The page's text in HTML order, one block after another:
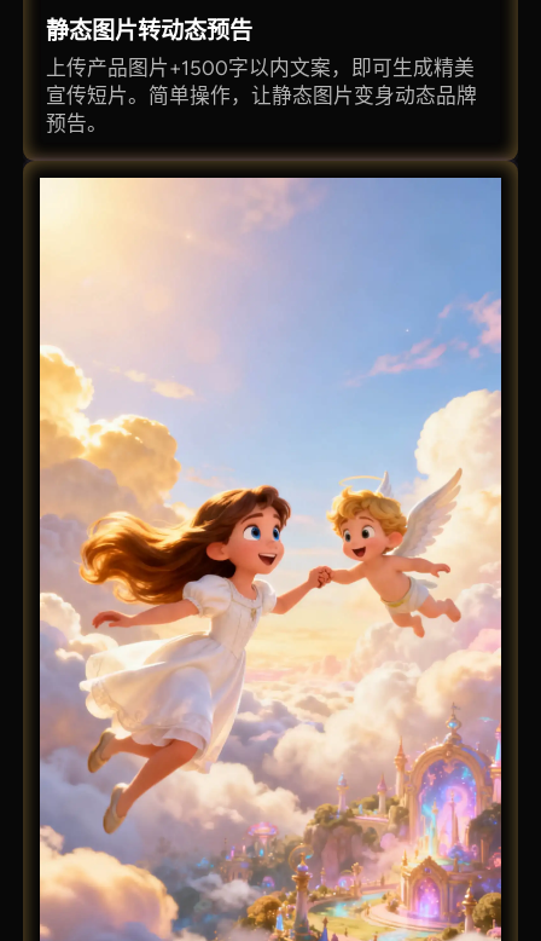
静态图片转动态预告
上传产品图片+1500字以内文案，即可生成精美
宣传短片。简单操作，让静态图片变身动态品牌
预告。